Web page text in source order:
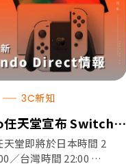
3C新知
天堂宣布 Switch最
即將於2/21晚間發
堂即將於日本時間 2
／台灣時間 22:00 推